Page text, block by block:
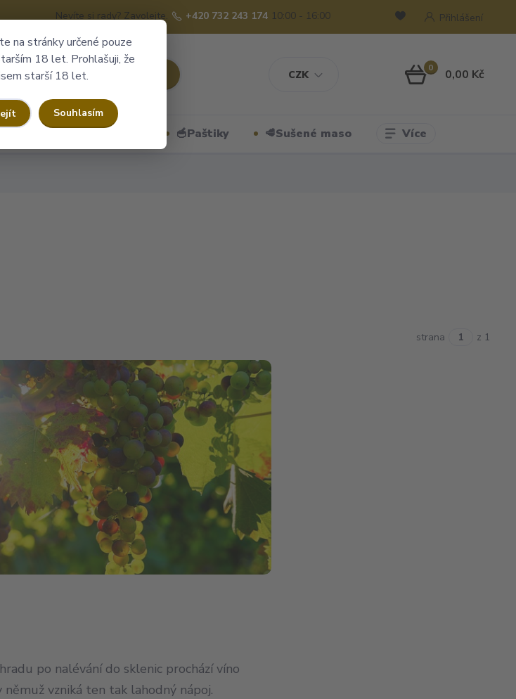
na stránky určené pouze
18 let. Prohlašuji, že
starší 18 let.
Souhlasím
CZK
Přihlášení
Nevíte si rady? Zavolejte. +420 732 243 174 10:00 - 16:00
0 0,00 Kč
🥣Paštiky 🥩Sušené maso Více
strana z 1
po nalévání do sklenic prochází víno
vzniká ten tak lahodný nápoj.